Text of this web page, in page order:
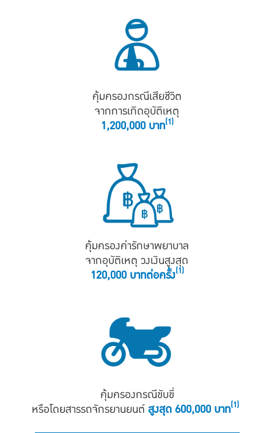
คุ้มครองกรณีเสียชีวิต
จากการเกิดอุบัติเหตุ
1,200,000 บาท(1)
คุ้มครองค่ารักษาพยาบาล
จากอุบัติเหตุ วงเงินสูงสุด
120,000 บาทต่อครั้ง(1)
คุ้มครองกรณีขับขี่
หรือโดยสารรถจักรยานยนต์สูงสุด 600,000 บาท(1)